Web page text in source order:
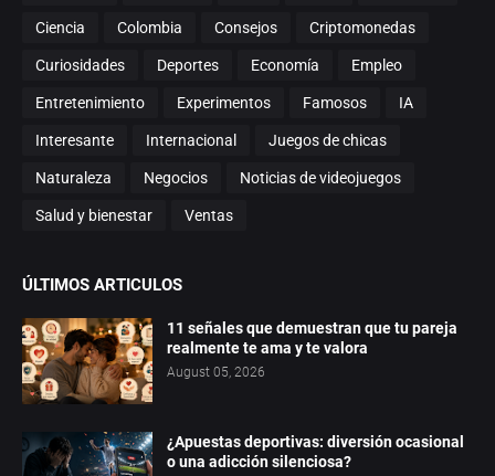
Ciencia Colombia Consejos Criptomonedas
Curiosidades Deportes Economía Empleo
Entretenimiento Experimentos Famosos IA
Interesante Internacional Juegos de chicas
Naturaleza Negocios Noticias de videojuegos
Salud y bienestar Ventas
ÚLTIMOS ARTICULOS
11 señales que demuestran que tu pareja
realmente te ama y te valora
August 05, 2026
¿Apuestas deportivas: diversión ocasional
o una adicción silenciosa?